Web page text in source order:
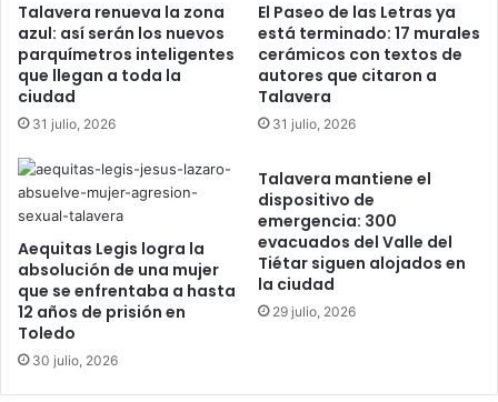
a
e
n
t
a
á
s
u
n
u
e
v
o
c
ó
m
i
Talavera renueva la zona
azul: así serán los nuevos
parquímetros inteligentes
que llegan a toda la
ciudad
31 julio, 2026
El Paseo de las Letras ya
está terminado: 17 murales
cerámicos con textos de
autores que citaron a
Talavera
31 julio, 2026
Aequitas Legis logra la
absolución de una mujer
que se enfrentaba a hasta
12 años de prisión en
Toledo
30 julio, 2026
Talavera mantiene el
dispositivo de
emergencia: 300
evacuados del Valle del
Tiétar siguen alojados en
la ciudad
29 julio, 2026